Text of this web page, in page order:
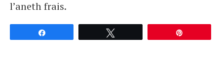
l’aneth frais.